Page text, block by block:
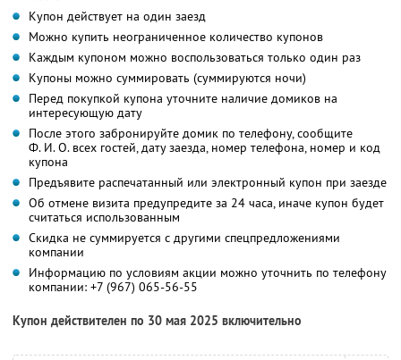
Купон действует на один заезд
Можно купить неограниченное количество купонов
Каждым купоном можно воспользоваться только один раз
Купоны можно суммировать (суммируются ночи)
Перед покупкой купона уточните наличие домиков на
интересующую дату
После этого забронируйте домик по телефону, сообщите
Ф. И. О.всех гостей, дату заезда, номер телефона, номер и код
купона
Предъявите распечатанный или электронный купон при заезде
Об отмене визита предупредите за 24 часа, иначе купон будет
считаться использованным
Скидка не суммируется с другими спецпредложениями
компании
Информацию по условиям акции можно уточнить по телефону
компании: +7 (967) 065-56-55
Купон действителен по 30 мая 2025 включительно